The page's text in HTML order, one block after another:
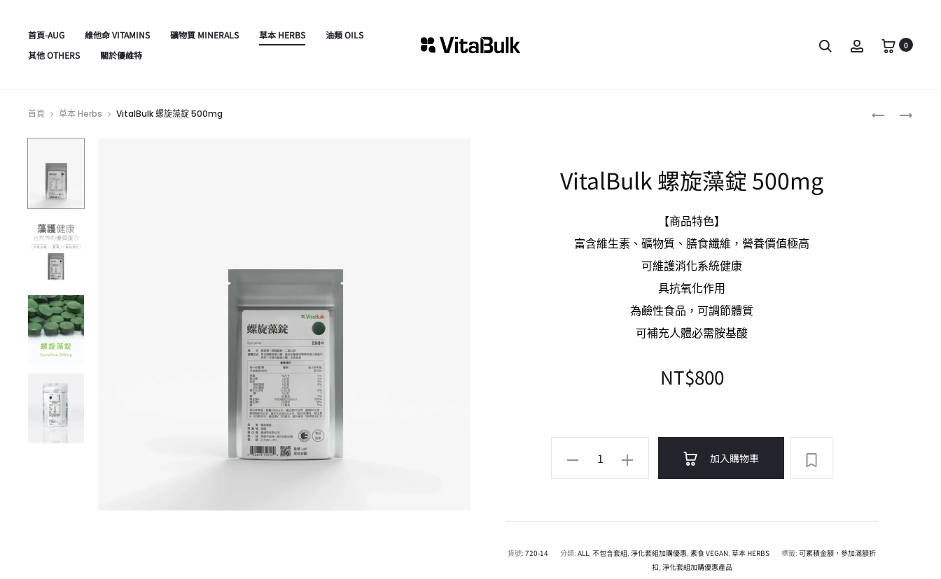
首頁-AUG 維他命 VITAMINS 礦物質 MINERALS 草本 HERBS
油類 OILS
其他 OTHERS
關於優維特
0
首頁 草本 Herbs VitalBulk 螺旋藻錠 500mg
VitalBulk 螺旋藻錠 500mg
【商品特色】
富含維生素、礦物質、膳食纖維，營養價值極高
可維護消化系統健康
具抗氧化作用
為鹼性食品，可調節體質
可補充人體必需胺基酸
NT$800
加入購物車
貨號: 720-14 分類: ALL, 不包含套組, 淨化套組加購優惠, 素食 VEGAN, 草本 HERBS 標籤: 可累積金額，參加滿額折
扣, 淨化套組加購優惠產品